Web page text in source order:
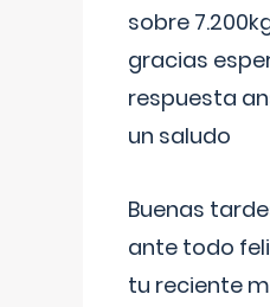
sobre
gracias
respuesta
un saludo
Buenas
ante todo
tu reciente